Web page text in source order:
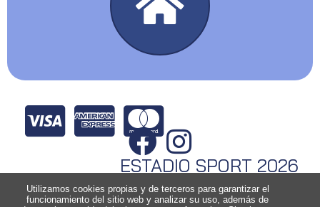
ESTADIO SPORT 2026
Utilizamos cookies propias y de terceros para garantizar el
funcionamiento del sitio web y analizar su uso, además de